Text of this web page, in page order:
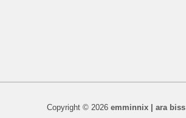
Copyright © 2026 emminnix | ara biss